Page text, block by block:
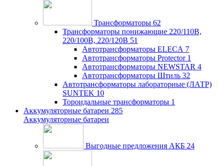
Трансформаторы 62
Трансформаторы понижающие 220/110В,
220/100В, 220/120В 51
Автотрансформаторы ELECA 7
Автотрансформаторы Protector 1
Автотрансформаторы NEWSTAR 4
Автотрансформаторы Штиль 32
Автотрансформаторы лабораторные (ЛАТР)
SUNTEK 10
Тороидальные трансформаторы 1
Аккумуляторные батареи 285
Аккумуляторные батареи
Выгодные предложения АКБ 24